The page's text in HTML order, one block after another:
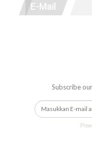
E-Mail
Subscribe